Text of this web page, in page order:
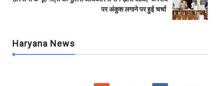
पर अंकुश लगाने पर हुई चर्चा
Haryana News